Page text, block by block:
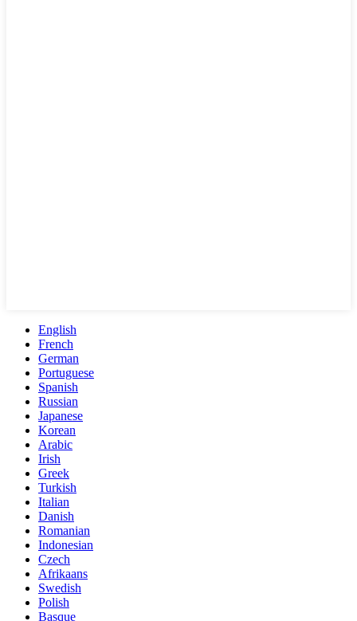
English
French
German
Portuguese
Spanish
Russian
Japanese
Korean
Arabic
Irish
Greek
Turkish
Italian
Danish
Romanian
Indonesian
Czech
Afrikaans
Swedish
Polish
Basque